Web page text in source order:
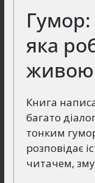
Гумор:
яка
живою
Книга
багато
тонким
розповідає
читачем,